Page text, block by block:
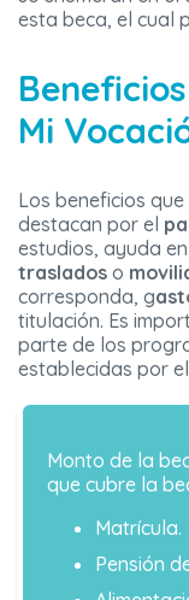
esta beca, el cual
Mi
Los beneficios
destacan por el
estudios, ayuda en
traslados o
corresponda, g
titulación. Es
parte de los
establecidas por el
Monto de la
que cubre la
Matrícula.
Pensión